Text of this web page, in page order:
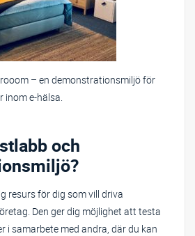
– en demonstrationsmiljö för
inom e-hälsa.
och
resurs för dig som vill driva
Den ger dig möjlighet att testa
i samarbete med andra, där du kan